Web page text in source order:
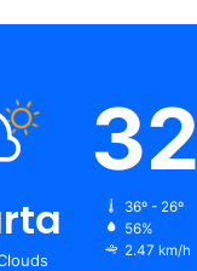
32
36º - 26º
56%
2.47 km/h